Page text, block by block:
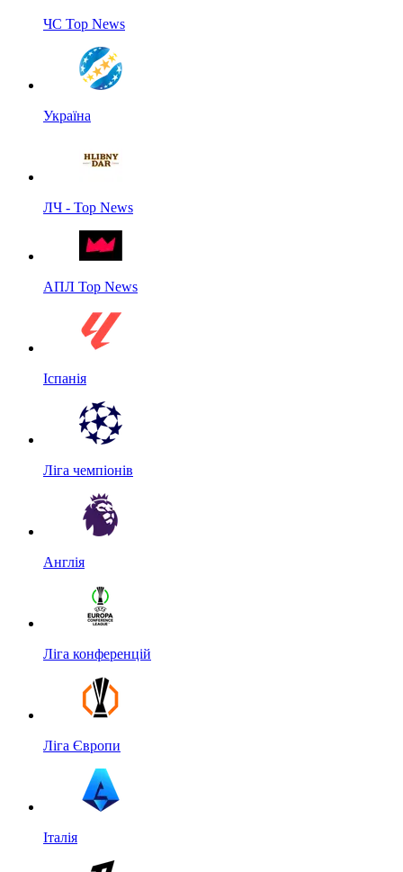
ЧС Top News
Україна
ЛЧ - Top News
АПЛ Top News
Іспанія
Ліга чемпіонів
Англія
Ліга конференцій
Ліга Європи
Італія